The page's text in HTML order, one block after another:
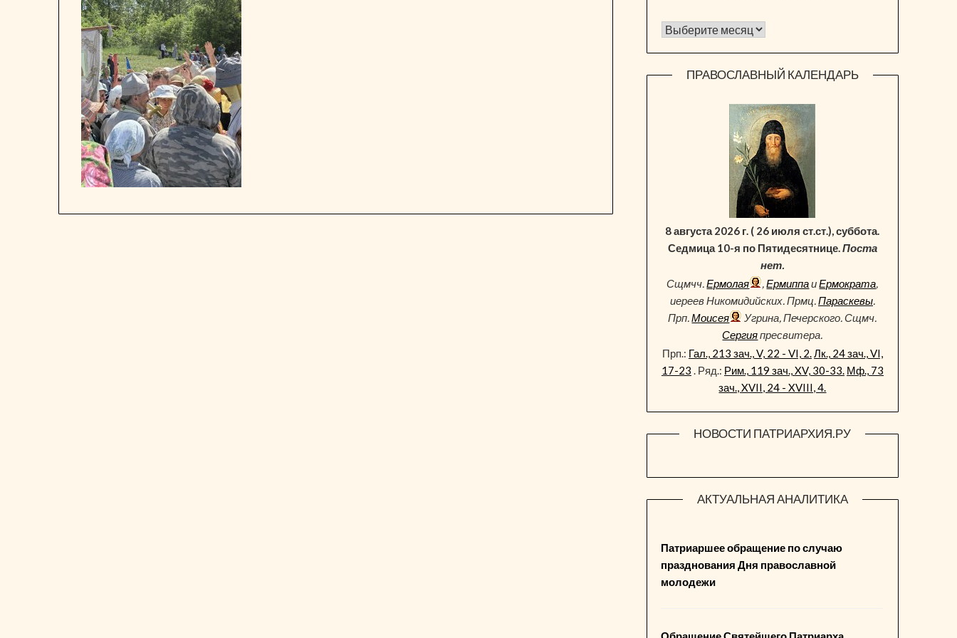
Архив новостей
ПРАВОСЛАВНЫЙ КАЛЕНДАРЬ
8 августа 2026 г. ( 26 июля ст.ст.), суббота.
Седмица 10-я по Пятидесятнице.Поста
нет.
Сщмчч.Ермолая ,ЕрмиппаиЕрмократа,
иереев Никомидийских. Прмц.Параскевы.
Прп.Моисея
Угрина, Печерского. Сщмч.
Сергияпресвитера.
Прп.: Гал., 213 зач., V, 22 - VI, 2.Лк., 24 зач., VI,
17-23 . Ряд.: Рим., 119 зач., XV, 30-33. Мф., 73
зач., XVII, 24 - XVIII, 4.
НОВОСТИ ПАТРИАРХИЯ.РУ
АКТУАЛЬНАЯ АНАЛИТИКА
Патриаршее обращение по случаю
празднования Дня православной
молодежи